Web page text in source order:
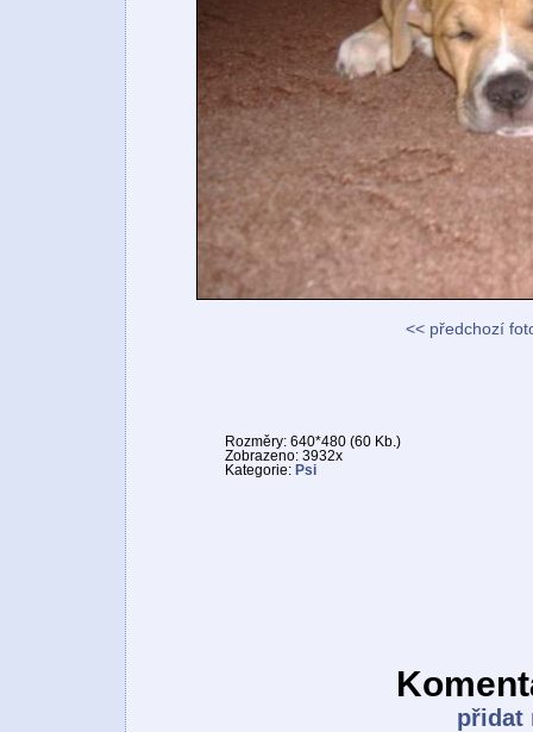
<< předchozí
Rozměry: 640*480 (60 Kb.)
Zobrazeno: 3932x
Kategorie: Psi
přidat